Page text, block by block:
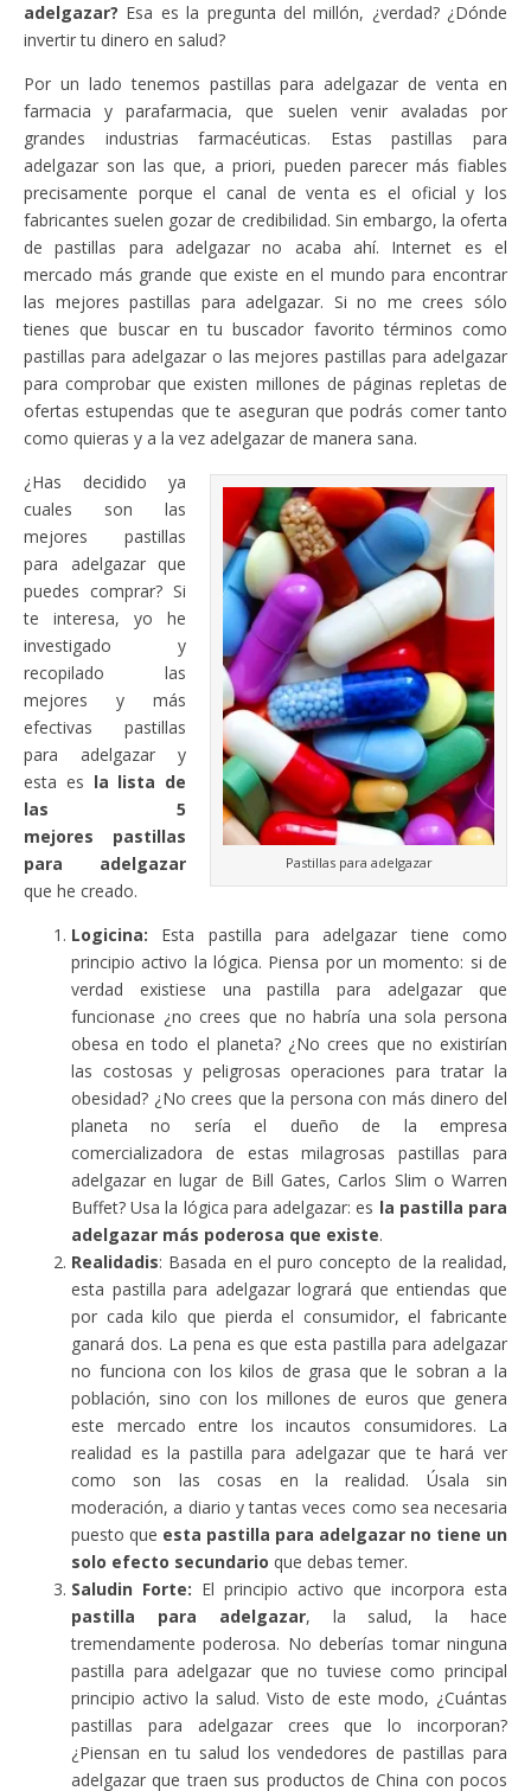
adelgazar? Esa es la pregunta del millón, ¿verdad? ¿Dónde
invertir tu dinero en salud?
Por un lado tenemos pastillas para adelgazar de venta en
farmacia y parafarmacia, que suelen venir avaladas por
grandes industrias farmacéuticas. Estas pastillas para
adelgazar son las que, a priori, pueden parecer más fiables
precisamente porque el canal de venta es el oficial y los
fabricantes suelen gozar de credibilidad. Sin embargo, la oferta
de pastillas para adelgazar no acaba ahí. Internet es el
mercado más grande que existe en el mundo para encontrar
las mejores pastillas para adelgazar. Si no me crees sólo
tienes que buscar en tu buscador favorito términos como
pastillas para adelgazar o las mejores pastillas para adelgazar
para comprobar que existen millones de páginas repletas de
ofertas estupendas que te aseguran que podrás comer tanto
como quieras y a la vez adelgazar de manera sana.
Pastillas para adelgazar
¿Has decidido ya
cuales son las
mejores pastillas
para adelgazar que
puedes comprar? Si
te interesa, yo he
investigado y
recopilado las
mejores y más
efectivas pastillas
para adelgazar y
esta es la lista de
las 5
mejores pastillas
para adelgazar
que he creado.
Logicina: Esta pastilla para adelgazar tiene como
principio activo la lógica. Piensa por un momento: si de
verdad existiese una pastilla para adelgazar que
funcionase ¿no crees que no habría una sola persona
obesa en todo el planeta? ¿No crees que no existirían
las costosas y peligrosas operaciones para tratar la
obesidad? ¿No crees que la persona con más dinero del
planeta no sería el dueño de la empresa
comercializadora de estas milagrosas pastillas para
adelgazar en lugar de Bill Gates, Carlos Slim o Warren
Buffet? Usa la lógica para adelgazar: es la pastilla para
adelgazar más poderosa que existe.
Realidadis: Basada en el puro concepto de la realidad,
esta pastilla para adelgazar logrará que entiendas que
por cada kilo que pierda el consumidor, el fabricante
ganará dos. La pena es que esta pastilla para adelgazar
no funciona con los kilos de grasa que le sobran a la
población, sino con los millones de euros que genera
este mercado entre los incautos consumidores. La
realidad es la pastilla para adelgazar que te hará ver
como son las cosas en la realidad. Úsala sin
moderación, a diario y tantas veces como sea necesaria
puesto que esta pastilla para adelgazar no tiene un
solo efecto secundario que debas temer.
Saludin Forte: El principio activo que incorpora esta
pastilla para adelgazar, la salud, la hace
tremendamente poderosa. No deberías tomar ninguna
pastilla para adelgazar que no tuviese como principal
principio activo la salud. Visto de este modo, ¿Cuántas
pastillas para adelgazar crees que lo incorporan?
¿Piensan en tu salud los vendedores de pastillas para
adelgazar que traen sus productos de China con pocos